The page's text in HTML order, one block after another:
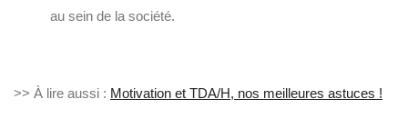
au sein de la société.
>> À lire aussi : Motivation et TDA/H, nos meilleures astuces !